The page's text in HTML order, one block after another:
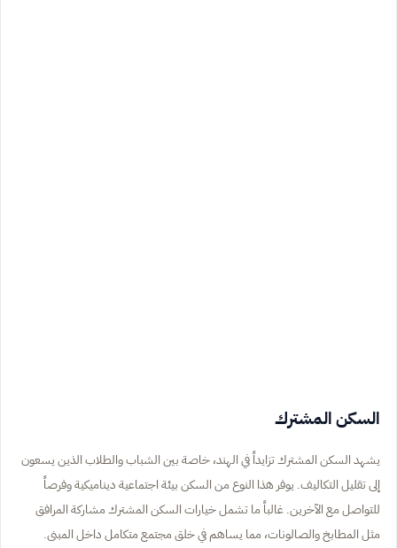
السكن المشترك
يشهد السكن المشترك تزايداً في الهند، خاصة بين الشباب والطلاب الذين يسعون
إلى تقليل التكاليف. يوفر هذا النوع من السكن بيئة اجتماعية ديناميكية وفرصاً
للتواصل مع الآخرين. غالباً ما تشمل خيارات السكن المشترك مشاركة المرافق
مثل المطابخ والصالونات، مما يساهم في خلق مجتمع متكامل داخل المبنى.